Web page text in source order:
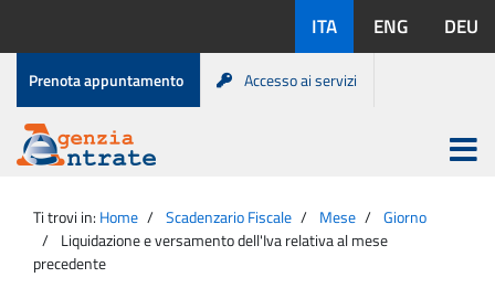
contenuto
disponibili:
ITA ENG DEU
Menu
di
servizio
Prenota appuntamento Accesso ai servizi
Agenzia
Entrate
Apri
menu
principale
Ti trovi in: Home Scadenzario Fiscale Mese
Giorno
Liquidazione e versamento dell'Iva relativa al mese
precedente